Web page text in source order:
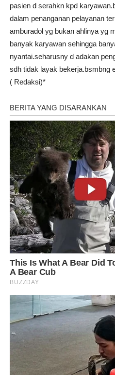
pasien d serahkn kpd
dalam penanganan pelayanan
amburadol yg bukan ahlinya yg
banyak karyawan sehingga
nyantai.seharusny d adakan
sdh tidak layak bekerja.bsmbng
( Redaksi)*